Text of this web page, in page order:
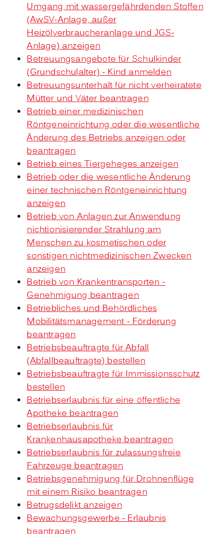
Umgang mit wassergefährdenden Stoffen
(AwSV-Anlage, außer
Heizölverbraucheranlage und JGS-
Anlage) anzeigen
Betreuungsangebote für Schulkinder
(Grundschulalter) - Kind anmelden
Betreuungsunterhalt für nicht verheiratete
Mütter und Väter beantragen
Betrieb einer medizinischen
Röntgeneinrichtung oder die wesentliche
Änderung des Betriebs anzeigen oder
beantragen
Betrieb eines Tiergeheges anzeigen
Betrieb oder die wesentliche Änderung
einer technischen Röntgeneinrichtung
anzeigen
Betrieb von Anlagen zur Anwendung
nichtionisierender Strahlung am
Menschen zu kosmetischen oder
sonstigen nichtmedizinischen Zwecken
anzeigen
Betrieb von Krankentransporten -
Genehmigung beantragen
Betriebliches und Behördliches
Mobilitätsmanagement - Förderung
beantragen
Betriebsbeauftragte für Abfall
(Abfallbeauftragte) bestellen
Betriebsbeauftragte für Immissionsschutz
bestellen
Betriebserlaubnis für eine öffentliche
Apotheke beantragen
Betriebserlaubnis für
Krankenhausapotheke beantragen
Betriebserlaubnis für zulassungsfreie
Fahrzeuge beantragen
Betriebsgenehmigung für Drohnenflüge
mit einem Risiko beantragen
Betrugsdelikt anzeigen
Bewachungsgewerbe - Erlaubnis